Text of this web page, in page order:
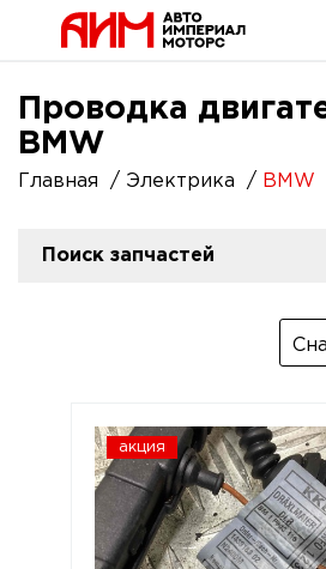
Проводка
BMW
Главная Электрика BMW
Поиск запчастей
акция